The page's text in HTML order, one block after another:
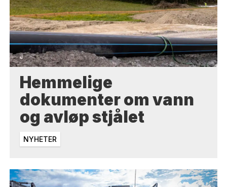
Hemmelige
dokumenter om vann
og avløp stjålet
NYHETER